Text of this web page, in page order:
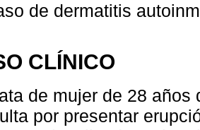
de dermatitis
CLÍNICO
de mujer de 28
por presentar